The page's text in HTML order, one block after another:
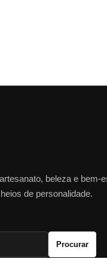
beleza e bem-
de personalidade.
Procurar